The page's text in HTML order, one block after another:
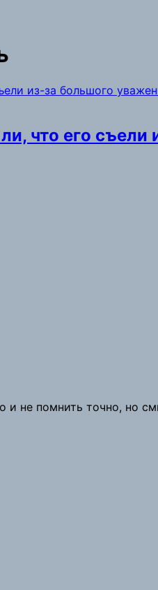
что его
не помнить точно, но